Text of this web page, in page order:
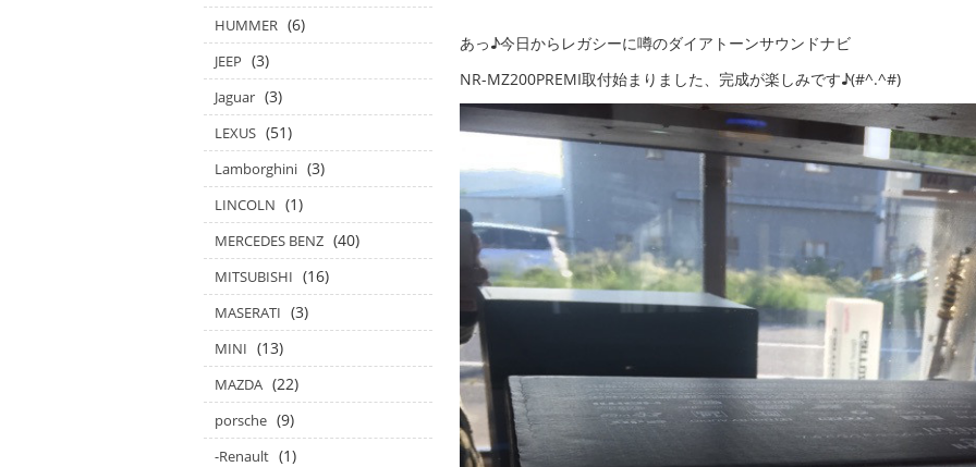
あっ♪今日からレガシーに噂のダイアトーンサウンドナビ
NR-MZ200PREMI取付始まりました、完成が楽しみです♪(#^.^#)
HUMMER (6)
JEEP (3)
Jaguar (3)
LEXUS (51)
Lamborghini (3)
LINCOLN (1)
MERCEDES BENZ (40)
MITSUBISHI (16)
MASERATI (3)
MINI (13)
MAZDA (22)
porsche (9)
-Renault (1)